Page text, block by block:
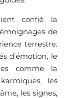
confié la
de
terrestre.
d’émotion, le
comme la
les
les signes,